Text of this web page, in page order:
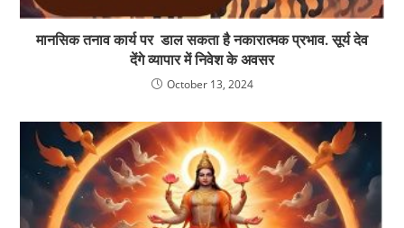
मानसिक तनाव कार्य पर डाल सकता है नकारात्मक प्रभाव. सूर्य देव
देंगे व्यापार में निवेश के अवसर
October 13, 2024